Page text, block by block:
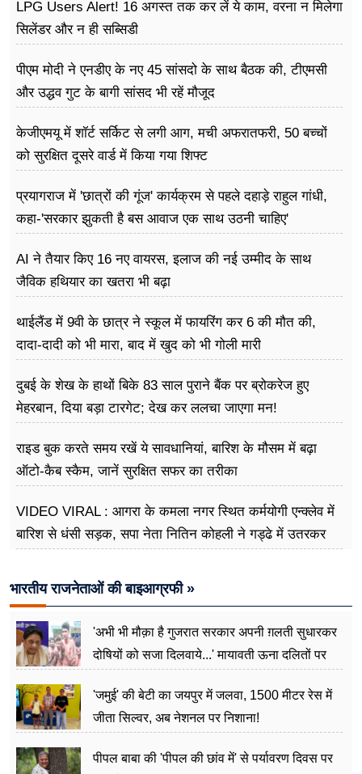
LPG Users Alert! 16 अगस्त तक कर लें ये काम, वरना न मिलेगा
सिलेंडर और न ही सब्सिडी
पीएम मोदी ने एनडीए के नए 45 सांसदो के साथ बैठक की, टीएमसी
और उद्धव गुट के बागी सांसद भी रहें मौजूद
केजीएमयू में शॉर्ट सर्किट से लगी आग, मची अफरातफरी, 50 बच्चों
को सुरक्षित दूसरे वार्ड में किया गया शिफ्ट
प्रयागराज में 'छात्रों की गूंज' कार्यक्रम से पहले दहाड़े राहुल गांधी,
कहा-'सरकार झुकती है बस आवाज एक साथ उठनी चाहिए'
AI ने तैयार किए 16 नए वायरस, इलाज की नई उम्मीद के साथ
जैविक हथियार का खतरा भी बढ़ा
थाईलैंड में 9वी के छात्र ने स्कूल में फायरिंग कर 6 की मौत की,
दादा-दादी को भी मारा, बाद में खुद को भी गोली मारी
दुबई के शेख के हाथों बिके 83 साल पुराने बैंक पर ब्रोकरेज हुए
मेहरबान, दिया बड़ा टारगेट; देख कर ललचा जाएगा मन!
राइड बुक करते समय रखें ये सावधानियां, बारिश के मौसम में बढ़ा
ऑटो-कैब स्कैम, जानें सुरक्षित सफर का तरीका
VIDEO VIRAL : आगरा के कमला नगर स्थित कर्मयोगी एन्क्लेव में
बारिश से धंसी सड़क, सपा नेता नितिन कोहली ने गड्ढे में उतरकर
भारतीय राजनेताओं की बाइआग्रफी »
'अभी भी मौक़ा है गुजरात सरकार अपनी ग़लती सुधारकर
दोषियों को सजा दिलवाये...' मायावती ऊना दलितों पर
'जमुई' की बेटी का जयपुर में जलवा, 1500 मीटर रेस में
जीता सिल्वर, अब नेशनल पर निशाना!
पीपल बाबा की 'पीपल की छांव में' से पर्यावरण दिवस पर